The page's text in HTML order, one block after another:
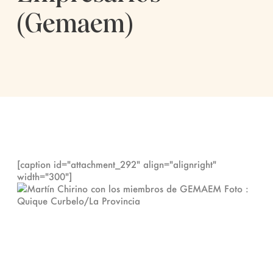
(Gemaem)
[caption id="attachment_292" align="alignright"
width="300"]